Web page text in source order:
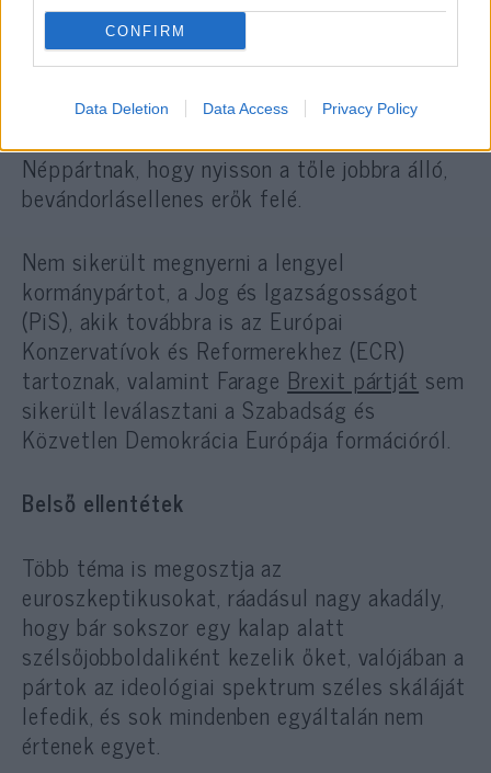
CONFIRM
Data Deletion Data Access Privacy Policy
a német szélsőjobboldali AfD, de ők már régi
tagok. Salvini szeretné megnyerni a Fideszt
is, de az néppárti felfüggesztése miatt még
hivatalosan nem döntött. Orbán Viktor
Néppártnak, hogy nyisson a tőle jobbra álló,
bevándorlásellenes erők felé.
Nem sikerült megnyerni a lengyel
kormánypártot, a Jog és Igazságosságot
(PiS), akik továbbra is az Európai
Konzervatívok és Reformerekhez (ECR)
tartoznak, valamint Farage Brexit pártját sem
sikerült leválasztani a Szabadság és
Közvetlen Demokrácia Európája formációról.
Belső ellentétek
Több téma is megosztja az
euroszkeptikusokat, ráadásul nagy akadály,
hogy bár sokszor egy kalap alatt
szélsőjobboldaliként kezelik őket, valójában a
pártok az ideológiai spektrum széles skáláját
lefedik, és sok mindenben egyáltalán nem
értenek egyet.